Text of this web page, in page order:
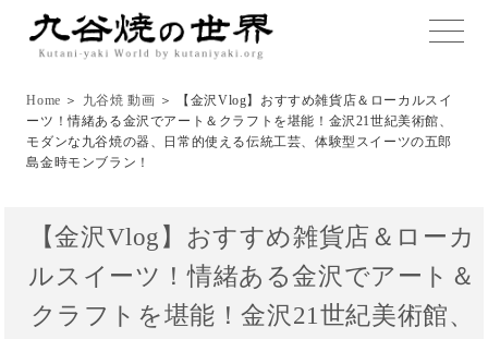
toggle
Home ＞ 九谷焼 動画 ＞ 【金沢Vlog】おすすめ雑貨店＆ローカルスイ
ーツ！情緒ある金沢でアート＆クラフトを堪能！金沢21世紀美術館、
モダンな九谷焼の器、日常的使える伝統工芸、体験型スイーツの五郎
島金時モンブラン！
【金沢Vlog】おすすめ雑貨店＆ローカ
ルスイーツ！情緒ある金沢でアート＆
クラフトを堪能！金沢21世紀美術館、